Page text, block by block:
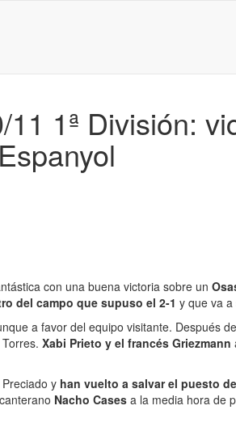
1ª División:
con una buena victoria sobre un
del campo que supuso el 2-1 y que va
a favor del equipo visitante. Después
Xabi Prieto y el francés Griezmann
y han vuelto a salvar el puesto
Nacho Cases a la media hora de